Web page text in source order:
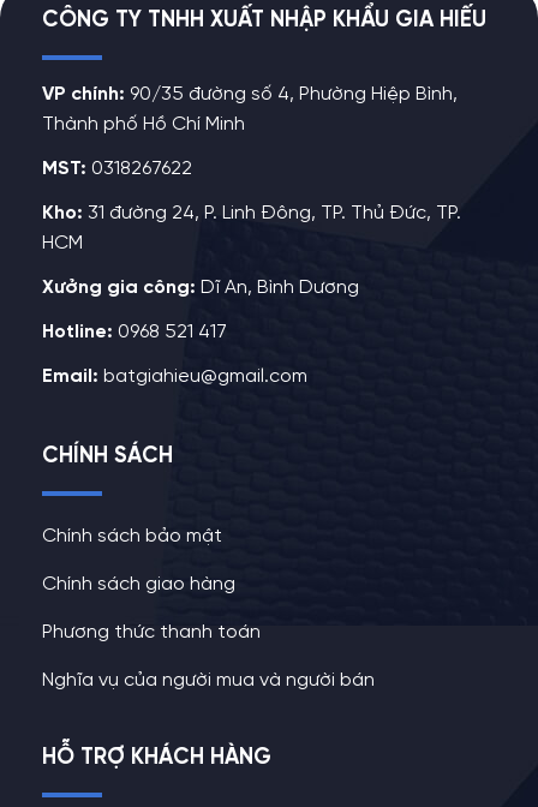
CÔNG TY TNHH XUẤT NHẬP KHẨU GIA HIẾU
VP chính: 90/35 đường số 4, Phường Hiệp Bình,
Thành phố Hồ Chí Minh
MST: 0318267622
Kho: 31 đường 24, P. Linh Đông, TP. Thủ Đức, TP.
HCM
Xưởng gia công: Dĩ An, Bình Dương
Hotline: 0968 521 417
Email: batgiahieu@gmail.com
CHÍNH SÁCH
Chính sách bảo mật
Chính sách giao hàng
Phương thức thanh toán
Nghĩa vụ của người mua và người bán
HỖ TRỢ KHÁCH HÀNG